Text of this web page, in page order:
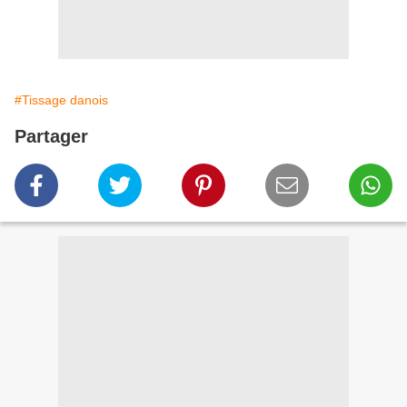
#Tissage danois
Partager